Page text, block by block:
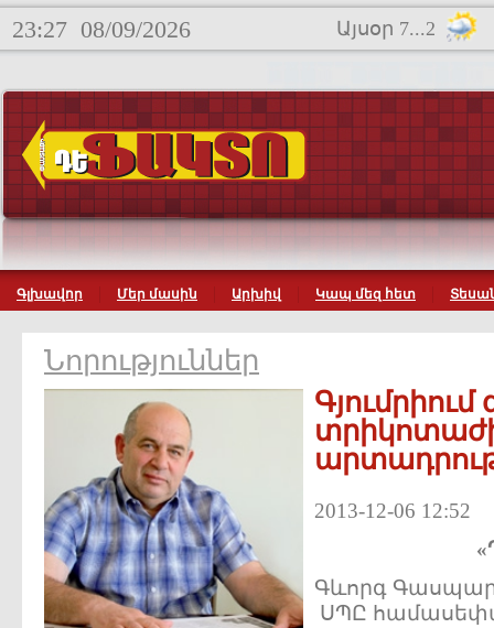
23:27 08/09/2026 Այսօր 7...2
Գլխավոր Մեր մասին Արխիվ Կապ մեզ հետ
Նորություններ
2013-12-06 12:52
«
Գևորգ
ՍՊԸ